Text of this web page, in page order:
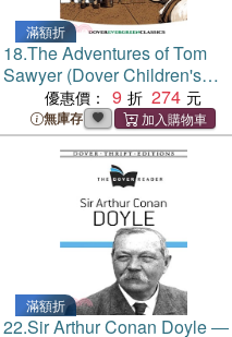
滿額折
18.The Adventures of Tom
Sawyer (Dover Children's
Evergreen Classics)
優惠價： 9 274
無庫存
滿額折
22.Sir Arthur Conan Doyle ―